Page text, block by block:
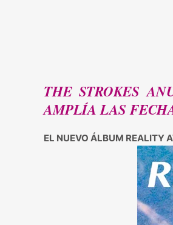
THE STROKES
AMPLÍA LAS
EL NUEVO ÁLBUM REALITY